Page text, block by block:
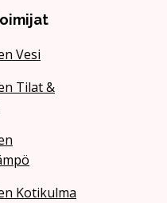
Vesi
Tilat &
Kotikulma